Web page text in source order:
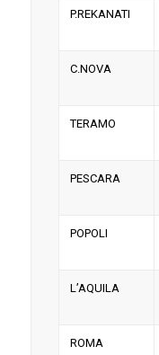
P.REKANATI
C.NOVA
TERAMO
PESCARA
POPOLI
L’AQUILA
ROMA